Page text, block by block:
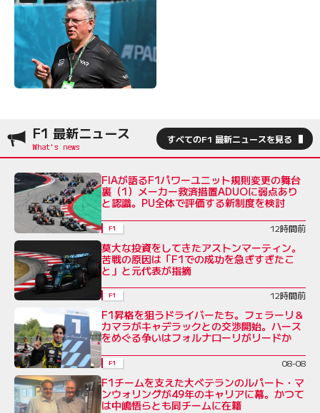
F1 最新ニュース すべてのF1 最新ニュースを見る
FIAが語るF1パワーユニット規則変更の舞台
裏（1）メーカー救済措置ADUOに弱点あり
と認識。PU全体で評価する新制度を検討
F1 12時間前
莫大な投資をしてきたアストンマーティン。
苦戦の原因は「F1での成功を急ぎすぎたこ
と」と元代表が指摘
F1 12時間前
F1昇格を狙うドライバーたち。フェラーリ＆
カマラがキャデラックとの交渉開始。ハース
をめぐる争いはフォルナローリがリードか
F1 08-08
F1チームを支えた大ベテランのルパート・マ
ンウォリングが49年のキャリアに幕。かつて
は中嶋悟らとも同チームに在籍